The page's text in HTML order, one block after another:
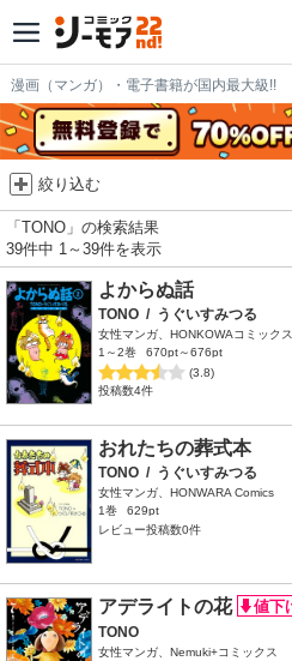
漫画（マンガ）・電子書籍が国内最大級!!
絞り込む
「TONO」の検索結果
39件中 1～39件を表示
よからぬ話
TONO / うぐいすみつる
女性マンガ、HONKOWAコミックス
1～2巻
670pt～676pt
(3.8)
投稿数4件
おれたちの葬式本
TONO / うぐいすみつる
女性マンガ、HONWARA Comics
1巻
629pt
レビュー投稿数0件
アデライトの花
TONO
女性マンガ、Nemuki+コミックス